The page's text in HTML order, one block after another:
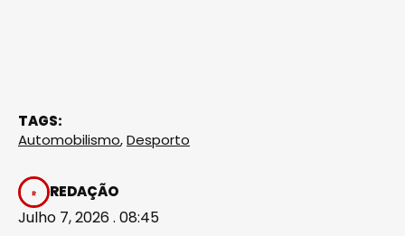
TAGS:
Automobilismo,Desporto
REDAÇÃO
Julho 7, 2026 . 08:45